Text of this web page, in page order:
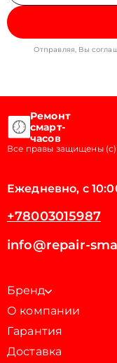
Отправляя, Вы
Ремонт
смарт-
часов
Все правы защищены (с)
Ежедневно, с
+78003015987
info@repair-
Бренд
О компании
Гарантия
Доставка